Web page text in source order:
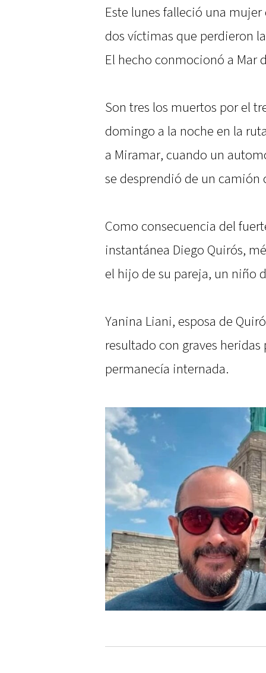
Este lunes falleció una
dos víctimas que perdieron
El hecho conmocionó a Mar
Son tres los muertos por el
domingo a la noche en la
a Miramar, cuando un
se desprendió de un camión
Como consecuencia del
instantánea Diego Quirós,
el hijo de su pareja, un niño
Yanina Liani, esposa de
resultado con graves
permanecía internada.